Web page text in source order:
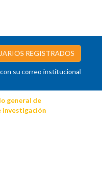
REGISTRADOS
su correo institucional
general de
investigación